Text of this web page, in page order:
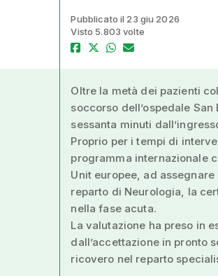
Pubblicato il 23 giu 2026
Visto 5.803 volte
Oltre la metà dei pazienti
soccorso dell’ospedale
sessanta minuti
Proprio per i tempi di
programma internazionale
Unit europee, ad
reparto di Neurologia, la
nella fase acuta.
La valutazione ha preso in
dall’accettazione in pronto
ricovero nel reparto